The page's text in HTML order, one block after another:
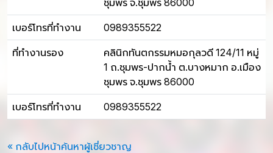
ชุมพร จ.ชุมพร 86000
เบอร์โทรที่ทำงาน 0989355522
ที่ทำงานรอง
คลินิกทันตกรรมหมอกุลวดี 124/11 หมู่
1 ถ.ชุมพร-ปากน้ำ ต.บางหมาก อ.เมือง
ชุมพร จ.ชุมพร 86000
เบอร์โทรที่ทำงาน 0989355522
« กลับไปหน้าค้นหาผู้เชี่ยวชาญ